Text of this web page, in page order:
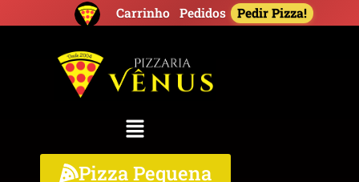
Pizza Pequena
Carrinho Pedidos Pedir Pizza!